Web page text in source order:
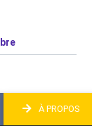
À PROPOS